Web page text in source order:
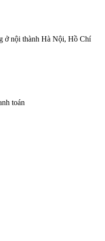
ở nội thành Hà Nội, Hồ Chí
toán